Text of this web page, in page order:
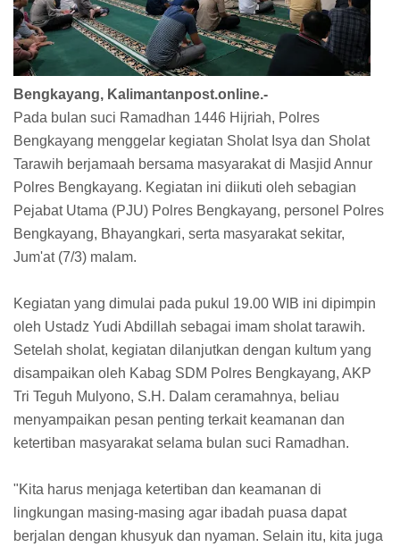
Bengkayang, Kalimantanpost.online.-
Pada bulan suci Ramadhan 1446 Hijriah, Polres
Bengkayang menggelar kegiatan Sholat Isya dan Sholat
Tarawih berjamaah bersama masyarakat di Masjid Annur
Polres Bengkayang. Kegiatan ini diikuti oleh sebagian
Pejabat Utama (PJU) Polres Bengkayang, personel Polres
Bengkayang, Bhayangkari, serta masyarakat sekitar,
Jum'at (7/3) malam.
Kegiatan yang dimulai pada pukul 19.00 WIB ini dipimpin
oleh Ustadz Yudi Abdillah sebagai imam sholat tarawih.
Setelah sholat, kegiatan dilanjutkan dengan kultum yang
disampaikan oleh Kabag SDM Polres Bengkayang, AKP
Tri Teguh Mulyono, S.H. Dalam ceramahnya, beliau
menyampaikan pesan penting terkait keamanan dan
ketertiban masyarakat selama bulan suci Ramadhan.
"Kita harus menjaga ketertiban dan keamanan di
lingkungan masing-masing agar ibadah puasa dapat
berjalan dengan khusyuk dan nyaman. Selain itu, kita juga